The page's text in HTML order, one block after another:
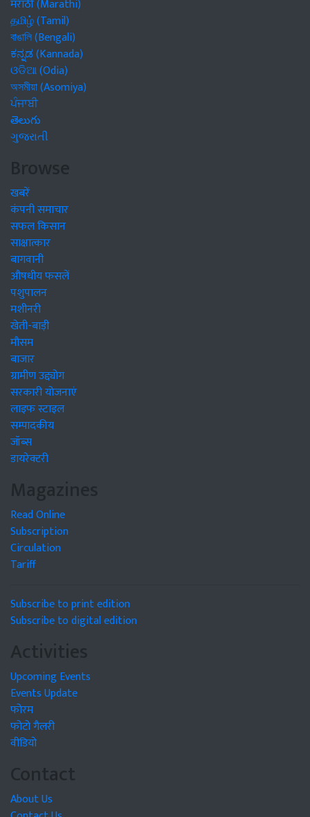
मराठी (Marathi)
தமிழ் (Tamil)
বাঙালি (Bengali)
ಕನ್ನಡ (Kannada)
ଓଡିଆ (Odia)
অসমীয়া (Asomiya)
ਪੰਜਾਬੀ
తెలుగు
ગુજરાતી
Browse
खबरें
कंपनी समाचार
सफल किसान
साक्षात्कार
बागवानी
औषधीय फसलें
पशुपालन
मशीनरी
खेती-बाड़ी
मौसम
बाजार
ग्रामीण उद्द्योग
सरकारी योजनाएं
लाइफ स्टाइल
सम्पादकीय
जॉब्स
डायरेक्टरी
Magazines
Read Online
Subscription
Circulation
Tariff
Subscribe to print edition
Subscribe to digital edition
Activities
Upcoming Events
Events Update
फोरम
फोटो गैलरी
वीडियो
Contact
About Us